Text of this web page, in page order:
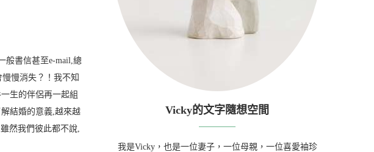
般書信甚至e-mail,總
慢消失？！我不知
生的伴侶再一起組
結婚的意義,越來越
然我們彼此都不說,
Vicky的文字隨想空間
我是Vicky，也是一位妻子，一位母親，一位喜愛袖珍